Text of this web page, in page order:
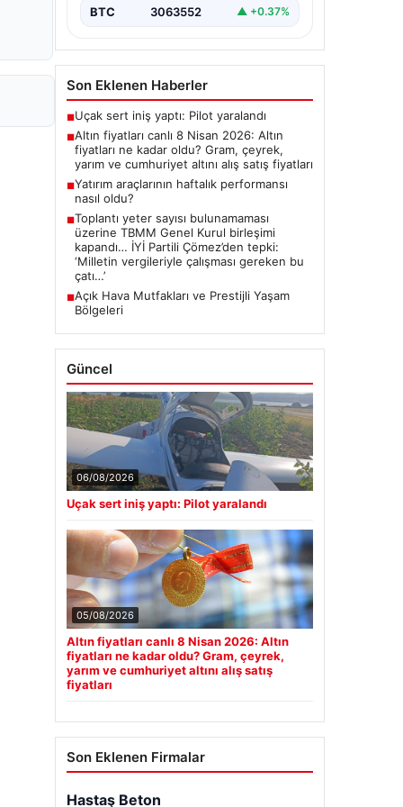
BTC 3063552 ▲ +0.37%
Son Eklenen Haberler
■Uçak sert iniş yaptı: Pilot yaralandı
■Altın fiyatları canlı 8 Nisan 2026: Altın
fiyatları ne kadar oldu? Gram, çeyrek,
yarım ve cumhuriyet altını alış satış fiyatları
■Yatırım araçlarının haftalık performansı
nasıl oldu?
■Toplantı yeter sayısı bulunamaması
üzerine TBMM Genel Kurul birleşimi
kapandı… İYİ Partili Çömez’den tepki:
‘Milletin vergileriyle çalışması gereken bu
çatı…’
■Açık Hava Mutfakları ve Prestijli Yaşam
Bölgeleri
Güncel
06/08/2026
Uçak sert iniş yaptı: Pilot yaralandı
05/08/2026
Altın fiyatları canlı 8 Nisan 2026: Altın
fiyatları ne kadar oldu? Gram, çeyrek,
yarım ve cumhuriyet altını alış satış
fiyatları
Son Eklenen Firmalar
Hastaş Beton